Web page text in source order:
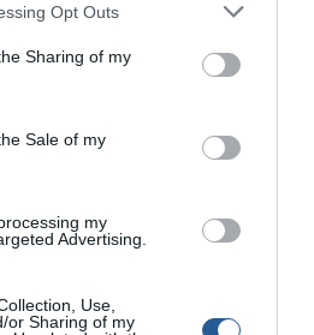
Opt Outs
Sharing of my
Sale of my
my
Advertising.
Use,
or Sharing of my
κίνηση είναι ικανό να
τότε το αποτέλεσµα είναι